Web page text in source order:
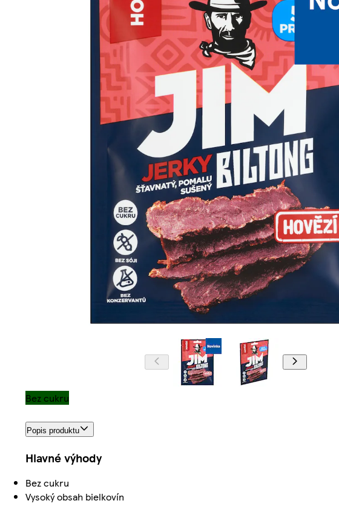
Bez cukru
Popis produktu
Hlavné výhody
Bez cukru
Vysoký obsah bielkovín